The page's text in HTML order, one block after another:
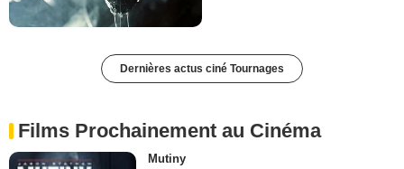
Dernières actus ciné Tournages
Films Prochainement au Cinéma
Mutiny